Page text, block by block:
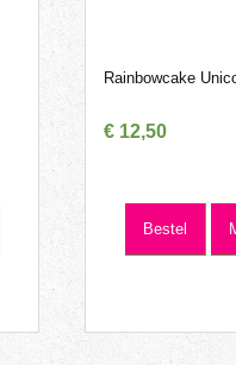
Rainbowcake
€ 12,50
Bestel